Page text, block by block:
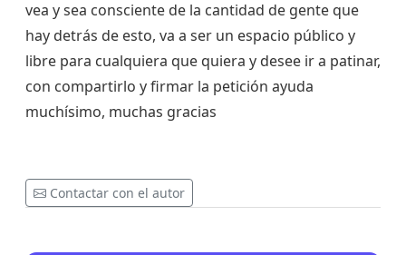
vea y sea consciente de la cantidad de gente que
hay detrás de esto, va a ser un espacio público y
libre para cualquiera que quiera y desee ir a patinar,
con compartirlo y firmar la petición ayuda
muchísimo, muchas gracias
Contactar con el autor